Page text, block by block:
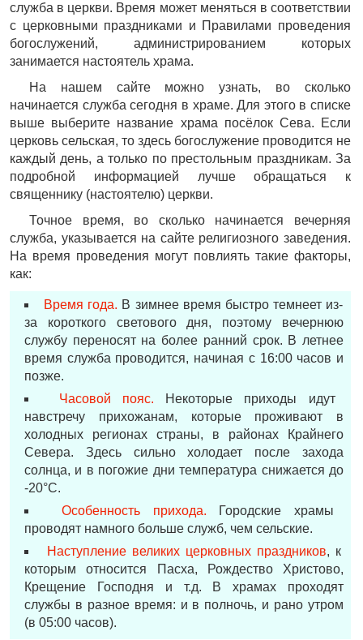
служба в церкви. Время может меняться в соответствии
с церковными праздниками и Правилами проведения
богослужений, администрированием которых
занимается настоятель храма.
На нашем сайте можно узнать, во сколько
начинается служба сегодня в храме. Для этого в списке
выше выберите название храма посёлок Сева. Если
церковь сельская, то здесь богослужение проводится не
каждый день, а только по престольным праздникам. За
подробной информацией лучше обращаться к
священнику (настоятелю) церкви.
Точное время, во сколько начинается вечерняя
служба, указывается на сайте религиозного заведения.
На время проведения могут повлиять такие факторы,
как:
Время года. В зимнее время быстро темнеет из-
за короткого светового дня, поэтому вечернюю
службу переносят на более ранний срок. В летнее
время служба проводится, начиная с 16:00 часов и
позже.
Часовой пояс. Некоторые приходы идут
навстречу прихожанам, которые проживают в
холодных регионах страны, в районах Крайнего
Севера. Здесь сильно холодает после захода
солнца, и в погожие дни температура снижается до
-20°С.
Особенность прихода. Городские храмы
проводят намного больше служб, чем сельские.
Наступление великих церковных праздников, к
которым относится Пасха, Рождество Христово,
Крещение Господня и т.д. В храмах проходят
службы в разное время: и в полночь, и рано утром
(в 05:00 часов).